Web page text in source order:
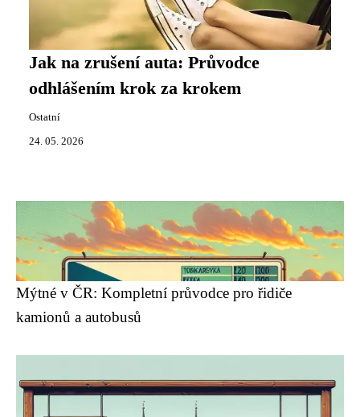
Jak na zrušení auta: Průvodce
odhlášením krok za krokem
Ostatní
24. 05. 2026
Mýtné v ČR: Kompletní průvodce pro řidiče
kamionů a autobusů